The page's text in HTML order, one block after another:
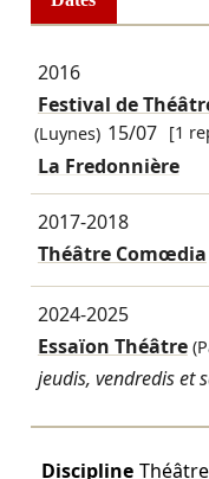
2016
Festival de
(Luynes) 15/07 [1
La Fredonnière
2017-2018
Théâtre Comœdia
2024-2025
Essaïon Théâtre
jeudis, vendredis et
Discipline Théâtre